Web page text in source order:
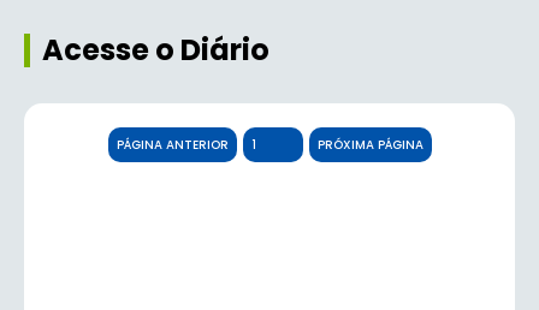
Acesse o Diário
PÁGINA ANTERIOR PRÓXIMA PÁGINA